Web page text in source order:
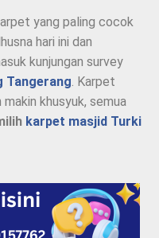
yang paling cocok
hari ini dan
kunjungan survey
Tangerang . Karpet
makin khusyuk, semua
karpet masjid Turki